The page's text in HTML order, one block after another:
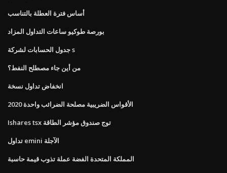
أساس فترة العطلة بالتناسب
بورصة طوكيو ساعات التداول المزاد
جدول الحسابات لشركة s
من أين جاء مصطلح النفط؟
انخفاض تداول نسخة
2020 الأقواس الضريبية مصلحة الضرائب واحدة
Ishares tsx توج صندوق مؤشر الطاقة
تداول emini الآجلة
المملكة المتحدة الفضة عملة تذوب قيمة حاسبة